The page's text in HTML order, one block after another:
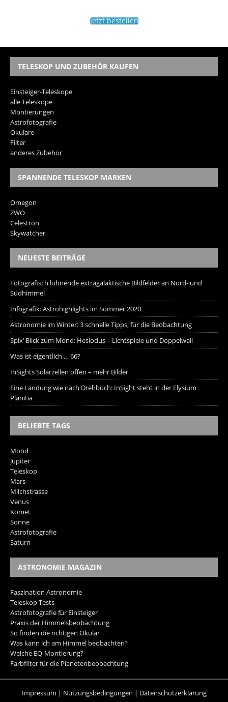
Jetzt bestellen
TELESKOP UND ZUBEHÖR KAUFEN
Einsteiger-Teleskope
alle Teleskope
Montierungen
Astrofotografie
Okulare
Filter
anderes Zubehör
SPANNENDE TELESKOP MARKEN
Omegon
ZWO
Celestron
Skywatcher
NEUESTE BEITRÄGE
Fotografisch lohnende extragalaktische Bildfelder an Nord- und
Südhimmel
Infografik: Astrohighlights im Sommer 2020
Astronomie im Winter: 3 schnelle Tipps, für die Beobachtung
Spix‘ Blick zum Mond: Hesiodus – Lichtspiele und Doppelwall
Was ist eigentlich … 66?
InSights Solarzellen offen – mehr Bilder
Eine Landung wie nach Drehbuch: InSight steht in der Elysium
Planitia
BELIEBTE TAGS
Mond
Jupiter
Teleskop
Mars
Milchstrasse
Venus
Komet
Sonne
Astrofotografie
Saturn
ASTRONOMIE MAGAZIN
Faszination Astronomie
Teleskop Tests
Astrofotografie für Einsteiger
Praxis der Himmelsbeobachtung
So finden die richtigen Okular
Was kann ich am Himmel beobachten?
Welche EQ-Montierung?
Farbfilter für die Planetenbeobachtung
Impressum | Nutzungsbedingungen | Datenschutzerklärung